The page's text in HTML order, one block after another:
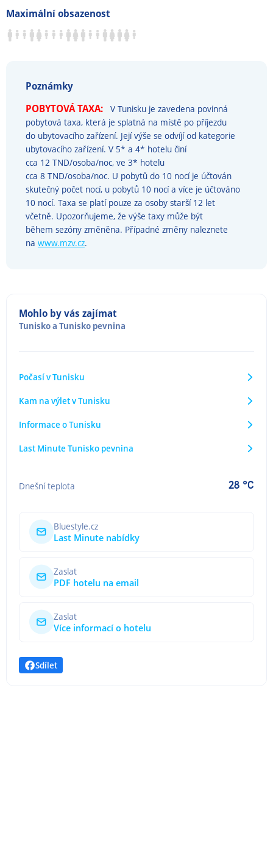
Maximální obsazenost
Poznámky
POBYTOVÁ TAXA:
V Tunisku je zavedena povinná
pobytová taxa, která je splatná na místě po příjezdu
do ubytovacího zařízení. Její výše se odvíjí od kategorie
ubytovacího zařízení. V 5* a 4* hotelu činí
cca 12 TND/osoba/noc, ve 3* hotelu
cca 8 TND/osoba/noc. U pobytů do 10 nocí je účtován
skutečný počet nocí, u pobytů 10 nocí a více je účtováno
10 nocí. Taxa se platí pouze za osoby starší 12 let
včetně. Upozorňujeme, že výše taxy může být
během sezóny změněna. Případné změny naleznete
na www.mzv.cz.
Mohlo by vás zajímat
Tuniskoa Tunisko pevnina
Počasí v Tunisku
Kam na výlet v Tunisku
Informace o Tunisku
Last Minute Tunisko pevnina
Dnešní teplota 28 °C
Bluestyle.cz
Last Minute nabídky
Zaslat
PDF hotelu na email
Zaslat
Více informací o hotelu
Sdílet